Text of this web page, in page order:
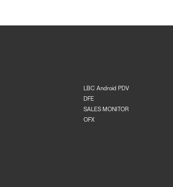
LBC Android PDV
DFE
SALES MONITOR
OFX